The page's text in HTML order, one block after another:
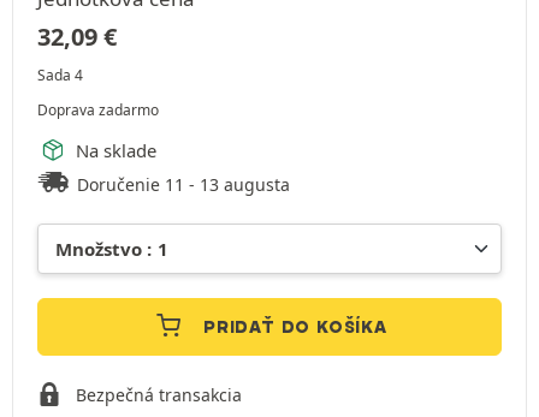
32,09€
Sada 4
Doprava zadarmo
Na sklade
Doručenie 11 - 13 augusta
PRIDAŤ DO KOŠÍKA
Bezpečná transakcia